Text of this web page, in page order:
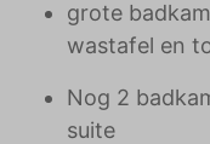
grote
wastafel en
Nog 2
suite